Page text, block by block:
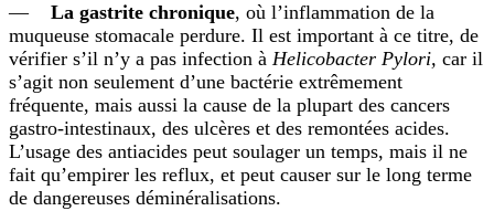
— La gastrite chronique, où l’inflammation de la
muqueuse stomacale perdure. Il est important à ce titre, de
vérifier s’il n’y a pas infection à Helicobacter Pylori, car il
s’agit non seulement d’une bactérie extrêmement
fréquente, mais aussi la cause de la plupart des cancers
gastro-intestinaux, des ulcères et des remontées acides.
L’usage des antiacides peut soulager un temps, mais il ne
fait qu’empirer les reflux, et peut causer sur le long terme
de dangereuses déminéralisations.